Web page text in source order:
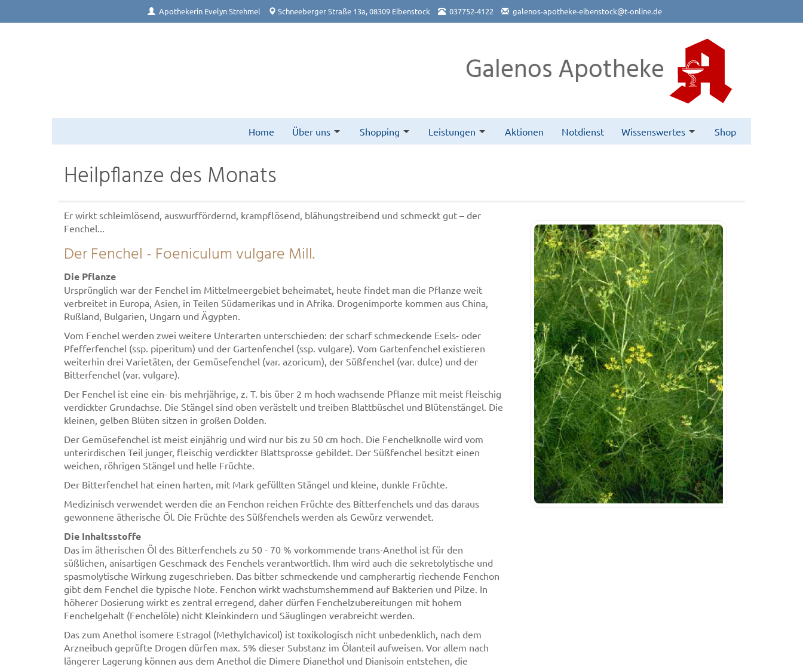
Apothekerin Evelyn Strehmel Schneeberger Straße 13a, 08309 Eibenstock 037752-4122 galenos-apotheke-eibenstock@t-online.de
Galenos Apotheke
Home Über uns Shopping Leistungen Aktionen Notdienst Wissenswertes Shop
Heilpflanze des Monats
Er wirkt schleimlösend, auswurffördernd, krampflösend, blähungstreibend und schmeckt gut – der
Fenchel...
Der Fenchel - Foeniculum vulgare Mill.
Die Pflanze
Ursprünglich war der Fenchel im Mittelmeergebiet beheimatet, heute findet man die Pflanze weit
verbreitet in Europa, Asien, in Teilen Südamerikas und in Afrika. Drogenimporte kommen aus China,
Rußland, Bulgarien, Ungarn und Ägypten.
Vom Fenchel werden zwei weitere Unterarten unterschieden: der scharf schmeckende Esels- oder
Pfefferfenchel (ssp. piperitum) und der Gartenfenchel (ssp. vulgare). Vom Gartenfenchel existieren
weiterhin drei Varietäten, der Gemüsefenchel (var. azoricum), der Süßfenchel (var. dulce) und der
Bitterfenchel (var. vulgare).
Der Fenchel ist eine ein- bis mehrjährige, z. T. bis über 2 m hoch wachsende Pflanze mit meist fleischig
verdickter Grundachse. Die Stängel sind oben verästelt und treiben Blattbüschel und Blütenstängel. Die
kleinen, gelben Blüten sitzen in großen Dolden.
Der Gemüsefenchel ist meist einjährig und wird nur bis zu 50 cm hoch. Die Fenchelknolle wird vom
unterirdischen Teil junger, fleischig verdickter Blattsprosse gebildet. Der Süßfenchel besitzt einen
weichen, röhrigen Stängel und helle Früchte.
Der Bitterfenchel hat einen harten, mit Mark gefüllten Stängel und kleine, dunkle Früchte.
Medizinisch verwendet werden die an Fenchon reichen Früchte des Bitterfenchels und das daraus
gewonnene ätherische Öl. Die Früchte des Süßfenchels werden als Gewürz verwendet.
Die Inhaltsstoffe
Das im ätherischen Öl des Bitterfenchels zu 50 - 70 % vorkommende trans-Anethol ist für den
süßlichen, anisartigen Geschmack des Fenchels verantwortlich. Ihm wird auch die sekretolytische und
spasmolytische Wirkung zugeschrieben. Das bitter schmeckende und campherartig riechende Fenchon
gibt dem Fenchel die typische Note. Fenchon wirkt wachstumshemmend auf Bakterien und Pilze. In
höherer Dosierung wirkt es zentral erregend, daher dürfen Fenchelzubereitungen mit hohem
Fenchelgehalt (Fenchelöle) nicht Kleinkindern und Säuglingen verabreicht werden.
Das zum Anethol isomere Estragol (Methylchavicol) ist toxikologisch nicht unbedenklich, nach dem
Arzneibuch geprüfte Drogen dürfen max. 5% dieser Substanz im Ölanteil aufweisen. Vor allem nach
längerer Lagerung können aus dem Anethol die Dimere Dianethol und Dianisoin entstehen, die